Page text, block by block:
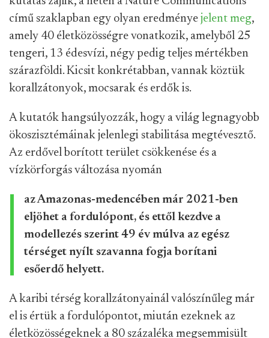
című szaklapban egy olyan eredménye jelent meg,
amely 40 életközösségre vonatkozik, amelyből 25
tengeri, 13 édesvízi, négy pedig teljes mértékben
szárazföldi. Kicsit konkrétabban, vannak köztük
korallzátonyok, mocsarak és erdők is.
A kutatók hangsúlyozzák, hogy a világ legnagyobb
ökoszisztémáinak jelenlegi stabilitása megtévesztő.
Az erdővel borított terület csökkenése és a
vízkörforgás változása nyomán
az Amazonas-medencében már 2021-ben
eljöhet a fordulópont, és ettől kezdve a
modellezés szerint 49 év múlva az egész
térséget nyílt szavanna fogja borítani
esőerdő helyett.
A karibi térség korallzátonyainál valószínűleg már
el is értük a fordulópontot, miután ezeknek az
életközösségeknek a 80 százaléka megsemmisült